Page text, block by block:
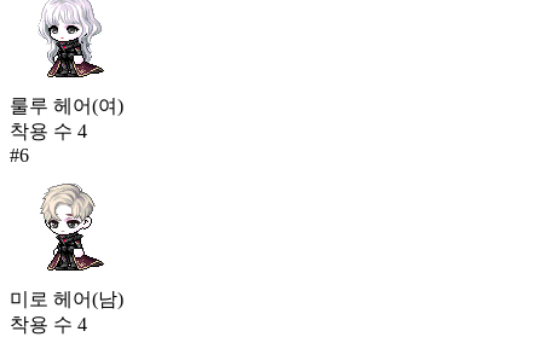
룰루 헤어(여)
착용 수 4
#6
미로 헤어(남)
착용 수 4